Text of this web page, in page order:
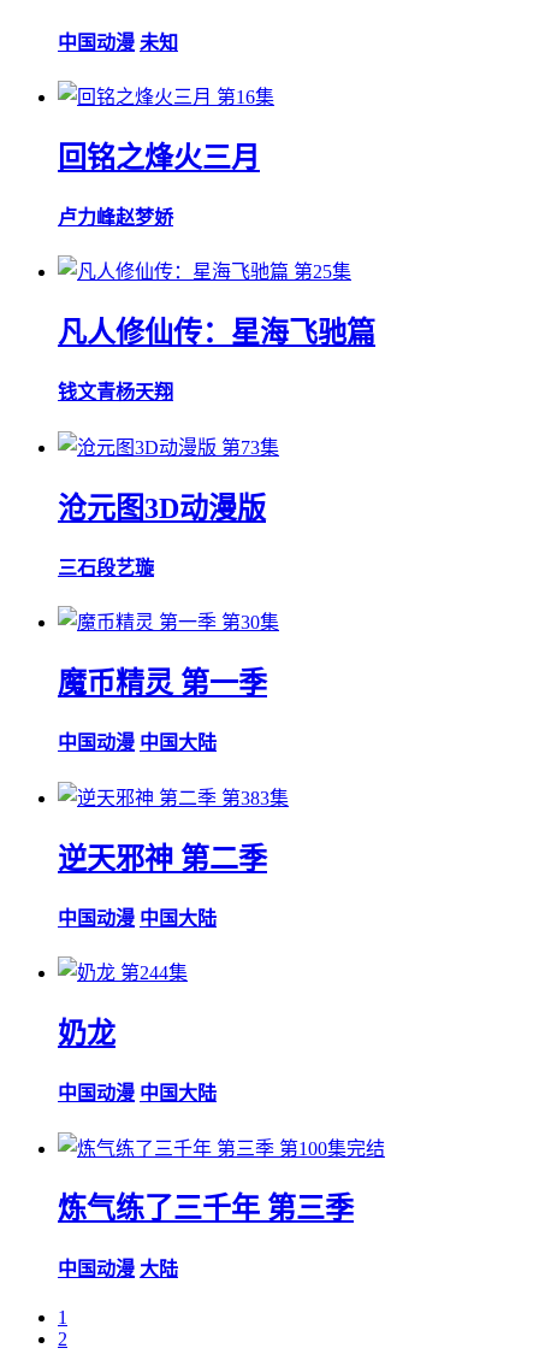
中国动漫 未知
第16集
回铭之烽火三月
卢力峰赵梦娇
第25集
凡人修仙传：星海飞驰篇
钱文青杨天翔
第73集
沧元图3D动漫版
三石段艺璇
第30集
魔币精灵 第一季
中国动漫 中国大陆
第383集
逆天邪神 第二季
中国动漫 中国大陆
第244集
奶龙
中国动漫 中国大陆
第100集完结
炼气练了三千年 第三季
中国动漫 大陆
1
2